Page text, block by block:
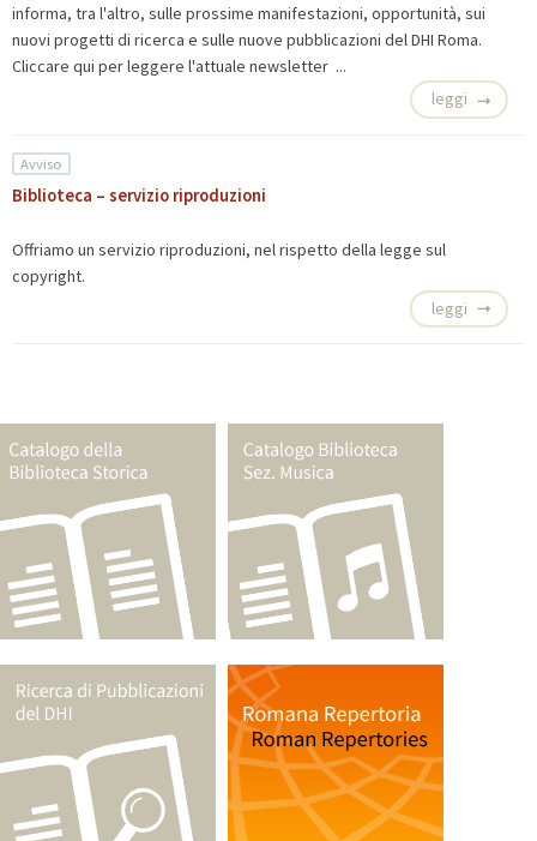
informa, tra l'altro, sulle prossime manifestazioni, opportunità, sui
nuovi progetti di ricerca e sulle nuove pubblicazioni del DHI Roma.
Cliccare qui per leggere l'attuale newsletter ...
leggi
Avviso
Biblioteca – servizio riproduzioni
Offriamo un servizio riproduzioni, nel rispetto della legge sul
copyright.
leggi